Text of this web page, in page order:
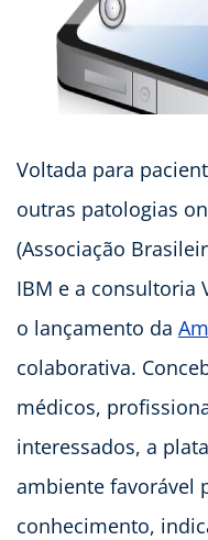
Voltada para
outras patologias
(Associação
IBM e a consultoria
o lançamento da
colaborativa.
médicos,
interessados, a
ambiente favorável
conhecimento,